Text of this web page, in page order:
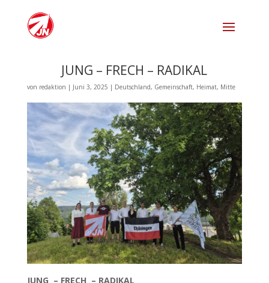
JUNG – FRECH – RADIKAL
von redaktion | Juni 3, 2025 | Deutschland, Gemeinschaft, Heimat, Mitte
JUNG – FRECH – RADIKAL